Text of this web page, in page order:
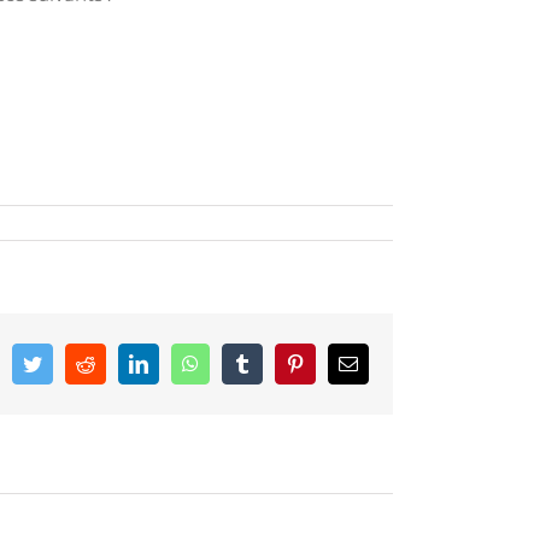
TwitterRedditLinkedInWhatsAppTumblr PinterestEmail